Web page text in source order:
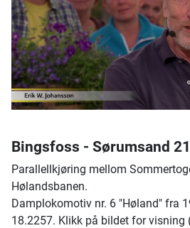
Bingsfoss - Sørumsand
Parallellkjøring mellom
Hølandsbanen.
Damplokomotiv nr. 6 "Høland" fra
18.2257. Klikk på bildet for visning